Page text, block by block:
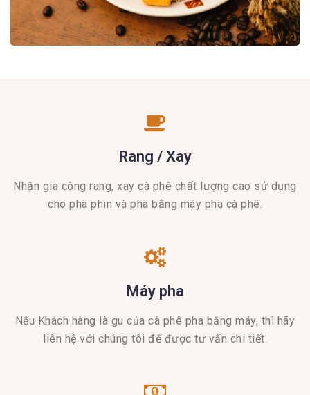
Rang / Xay
Nhận gia công rang, xay cà phê chất lượng cao sử dụng
cho pha phin và pha bằng máy pha cà phê.
Máy pha
Nếu Khách hàng là gu của cà phê pha bằng máy, thì hãy
liên hệ với chúng tôi để được tư vấn chi tiết.